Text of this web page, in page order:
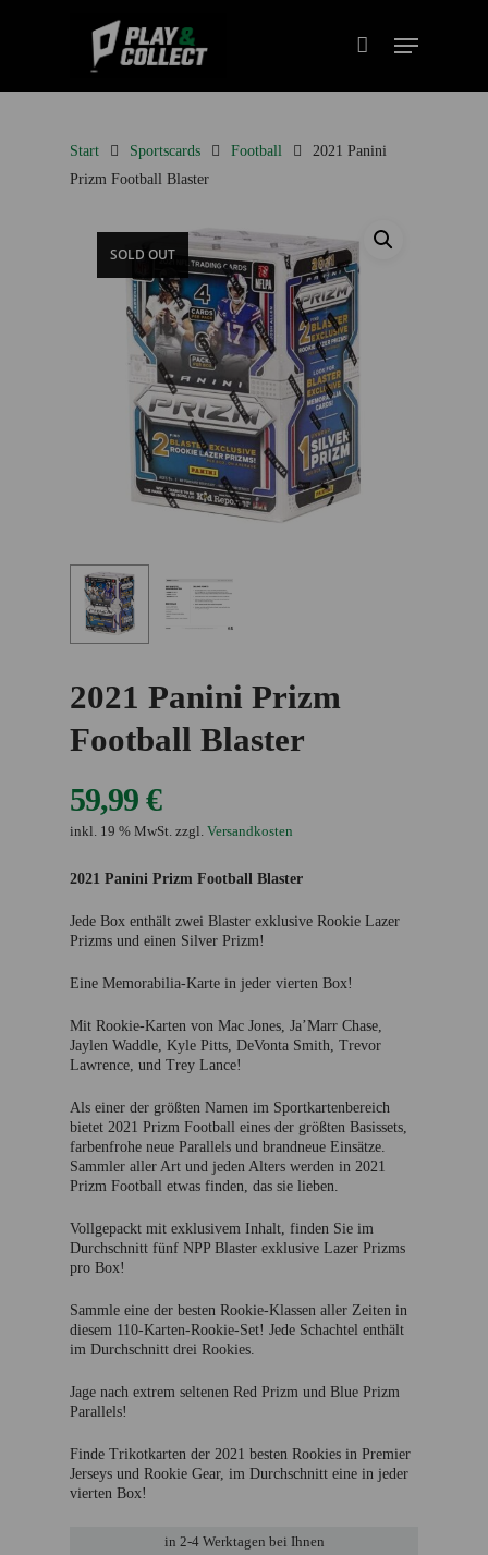
Start Sportscards Football
2021 Panini
Prizm Football Blaster
SOLD OUT
2021 Panini Prizm
Football Blaster
59,99 €
inkl. 19 % MwSt. zzgl. Versandkosten
2021 Panini Prizm Football Blaster
Jede Box enthält zwei Blaster exklusive Rookie Lazer
Prizms und einen Silver Prizm!
Eine Memorabilia-Karte in jeder vierten Box!
Mit Rookie-Karten von Mac Jones, Ja’Marr Chase,
Jaylen Waddle, Kyle Pitts, DeVonta Smith, Trevor
Lawrence, und Trey Lance!
Als einer der größten Namen im Sportkartenbereich
bietet 2021 Prizm Football eines der größten Basissets,
farbenfrohe neue Parallels und brandneue Einsätze.
Sammler aller Art und jeden Alters werden in 2021
Prizm Football etwas finden, das sie lieben.
Vollgepackt mit exklusivem Inhalt, finden Sie im
Durchschnitt fünf NPP Blaster exklusive Lazer Prizms
pro Box!
Sammle eine der besten Rookie-Klassen aller Zeiten in
diesem 110-Karten-Rookie-Set! Jede Schachtel enthält
im Durchschnitt drei Rookies.
Jage nach extrem seltenen Red Prizm und Blue Prizm
Parallels!
Finde Trikotkarten der 2021 besten Rookies in Premier
Jerseys und Rookie Gear, im Durchschnitt eine in jeder
vierten Box!
in 2-4 Werktagen bei Ihnen